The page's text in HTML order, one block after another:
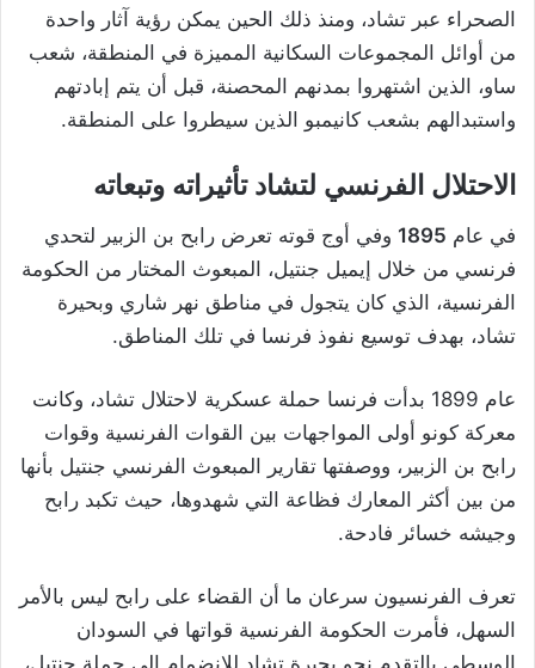
الصحراء عبر تشاد، ومنذ ذلك الحين يمكن رؤية آثار واحدة
من أوائل المجموعات السكانية المميزة في المنطقة، شعب
ساو، الذين اشتهروا بمدنهم المحصنة، قبل أن يتم إبادتهم
واستبدالهم بشعب كانيمبو الذين سيطروا على المنطقة.
الاحتلال الفرنسي لتشاد تأثيراته وتبعاته
في عام 1895 وفي أوج قوته تعرض رابح بن الزبير لتحدي
فرنسي من خلال إيميل جنتيل، المبعوث المختار من الحكومة
الفرنسية، الذي كان يتجول في مناطق نهر شاري وبحيرة
تشاد، بهدف توسيع نفوذ فرنسا في تلك المناطق.
عام 1899 بدأت فرنسا حملة عسكرية لاحتلال تشاد، وكانت
معركة كونو أولى المواجهات بين القوات الفرنسية وقوات
رابح بن الزبير، ووصفتها تقارير المبعوث الفرنسي جنتيل بأنها
من بين أكثر المعارك فظاعة التي شهدوها، حيث تكبد رابح
وجيشه خسائر فادحة.
تعرف الفرنسيون سرعان ما أن القضاء على رابح ليس بالأمر
السهل، فأمرت الحكومة الفرنسية قواتها في السودان
الوسطى بالتقدم نحو بحيرة تشاد للانضمام إلى حملة جنتيل،